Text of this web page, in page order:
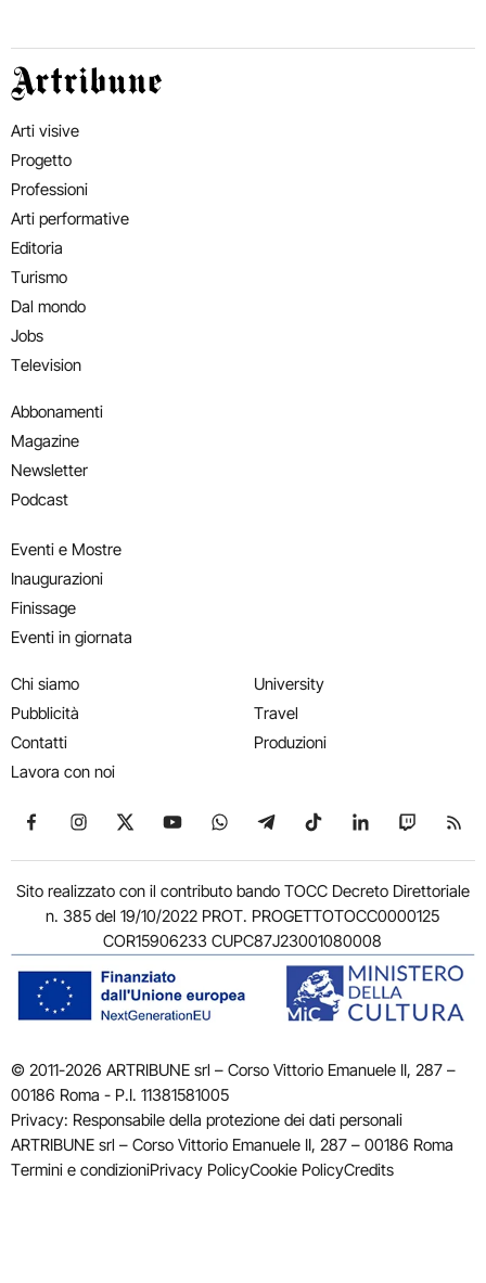
Artribune
Arti visive
Progetto
Professioni
Arti performative
Editoria
Turismo
Dal mondo
Jobs
Television
Abbonamenti
Magazine
Newsletter
Podcast
Eventi e Mostre
Inaugurazioni
Finissage
Eventi in giornata
Chi siamo
Pubblicità
Contatti
Lavora con noi
University
Travel
Produzioni
Seguici su Facebook
Seguici su Instagram
Seguici su X
Seguici su YouTube
Seguici su WhatsApp
Seguici su Telegram
Seguici su TikTok
Seguici su
Seguici
Sito realizzato con il contributo bando TOCC Decreto Direttoriale
n. 385 del 19/10/2022 PROT. PROGETTOTOCC0000125
COR15906233 CUPC87J23001080008
© 2011-2026 ARTRIBUNE srl – Corso Vittorio Emanuele II, 287 –
00186 Roma - P.I. 11381581005
Privacy: Responsabile della protezione dei dati personali
ARTRIBUNE srl – Corso Vittorio Emanuele II, 287 – 00186 Roma
Termini e condizioniPrivacy PolicyCookie PolicyCredits